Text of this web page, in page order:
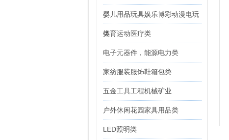
婴儿用品玩具娱乐博彩动漫电玩
类
体育运动医疗类
电子元器件，能源电力类
家纺服装服饰鞋箱包类
五金工具工程机械矿业
户外休闲花园家具用品类
LED照明类